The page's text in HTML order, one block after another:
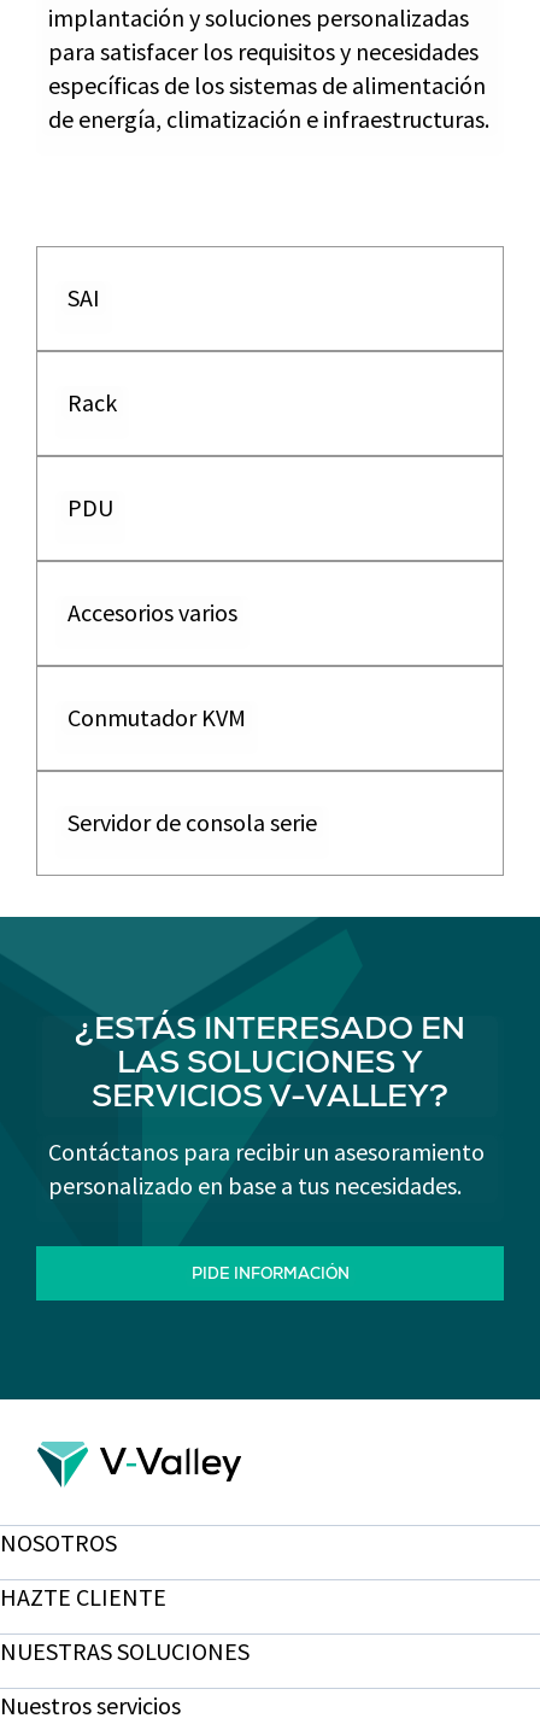
implantación y soluciones personalizadas
para satisfacer los requisitos y necesidades
específicas de los sistemas de alimentación
de energía, climatización e infraestructuras.
SAI
Rack
PDU
Accesorios varios
Conmutador KVM
Servidor de consola serie
¿ESTÁS INTERESADO EN
LAS SOLUCIONES Y
SERVICIOS V-VALLEY?
Contáctanos para recibir un asesoramiento
personalizado en base a tus necesidades.
PIDE INFORMACIÓN
NOSOTROS
HAZTE CLIENTE
NUESTRAS SOLUCIONES
Nuestros servicios